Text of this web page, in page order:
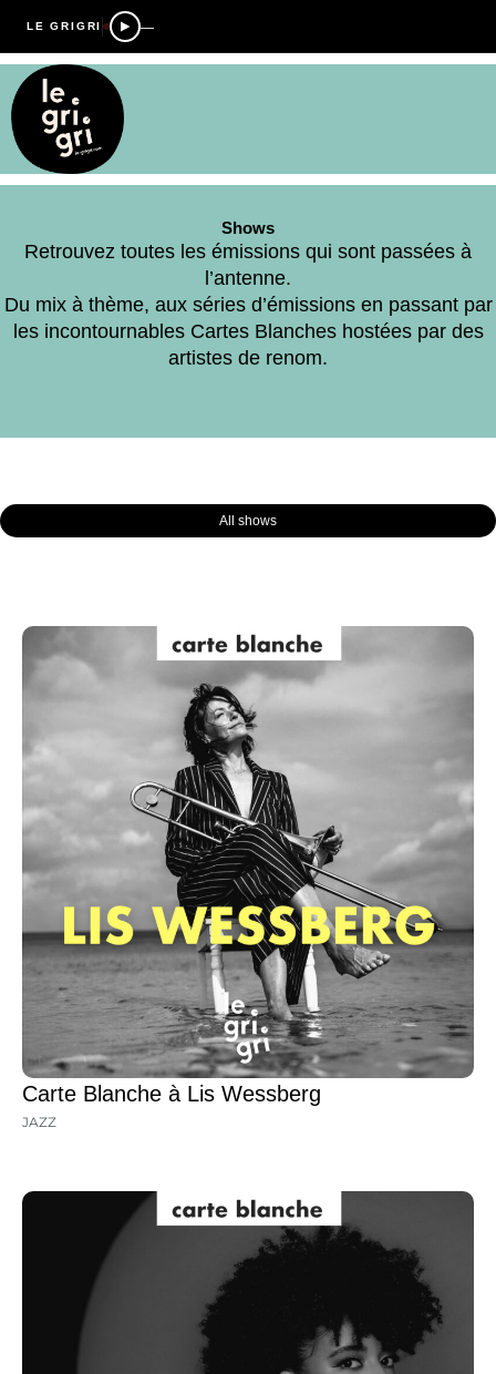
LE GRIGRI —
Shows
Retrouvez toutes les émissions qui sont passées à
l’antenne.
Du mix à thème, aux séries d’émissions en passant par
les incontournables Cartes Blanches hostées par des
artistes de renom.
All shows
Carte Blanche à Lis Wessberg
JAZZ